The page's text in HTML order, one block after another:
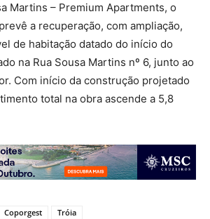
Martins – Premium Apartments, o
a recuperação, com ampliação,
de habitação datado do início do
na Rua Sousa Martins nº 6, junto ao
Com início da construção projetado
total na obra ascende a 5,8
Coporgest Tróia